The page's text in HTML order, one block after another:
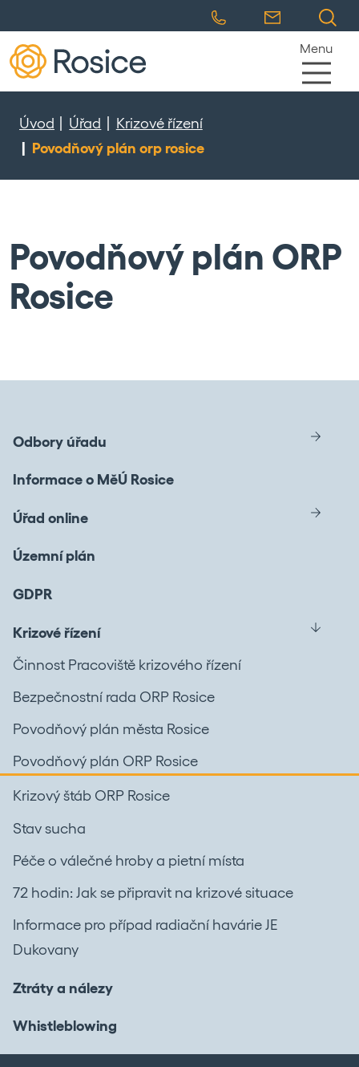
Menu
Úvod Úřad
Krizové řízení
Povodňový plán orp rosice
Povodňový plán ORP
Rosice
Odbory úřadu
Informace o MěÚ Rosice
Úřad online
Územní plán
GDPR
Krizové řízení
Činnost Pracoviště krizového řízení
Bezpečnostní rada ORP Rosice
Povodňový plán města Rosice
Povodňový plán ORP Rosice
Krizový štáb ORP Rosice
Stav sucha
Péče o válečné hroby a pietní místa
72 hodin: Jak se připravit na krizové situace
Informace pro případ radiační havárie JE
Dukovany
Ztráty a nálezy
Whistleblowing